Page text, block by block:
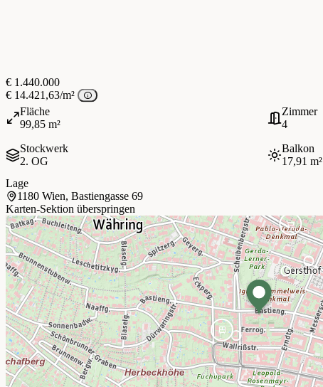
€ 1.440.000
€ 14.421,63/m²
Fläche
99,85 m²
Zimmer
4
Stockwerk
2. OG
Balkon
17,91 m²
Lage
1180 Wien, Bastiengasse 69
Karten-Sektion überspringen